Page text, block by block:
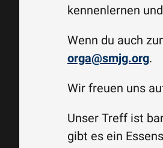
kennenlernen
Wenn du auch
orga@smjg.org.
Wir freuen uns
Unser Treff ist
gibt es ein